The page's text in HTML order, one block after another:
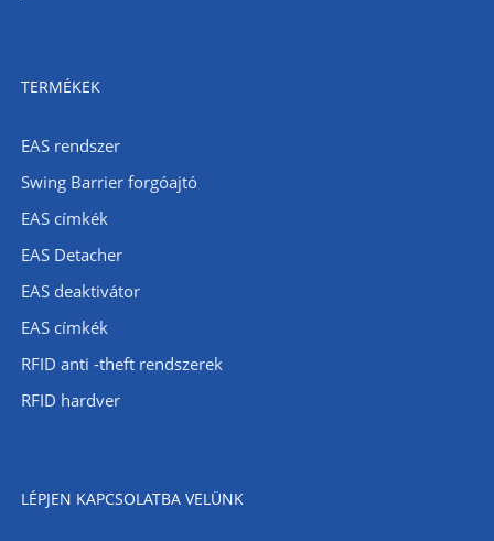
TERMÉKEK
EAS rendszer
Swing Barrier forgóajtó
EAS címkék
EAS Detacher
EAS deaktivátor
EAS címkék
RFID anti -theft rendszerek
RFID hardver
LÉPJEN KAPCSOLATBA VELÜNK